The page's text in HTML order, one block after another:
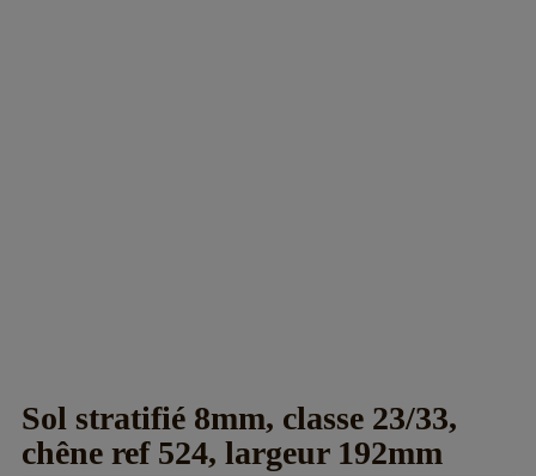
Sol stratifié 8mm, classe 23/33,
chêne ref 524, largeur 192mm